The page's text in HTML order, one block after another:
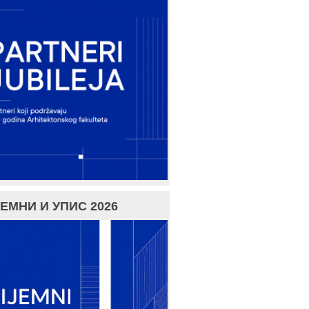
И УПИС 2026